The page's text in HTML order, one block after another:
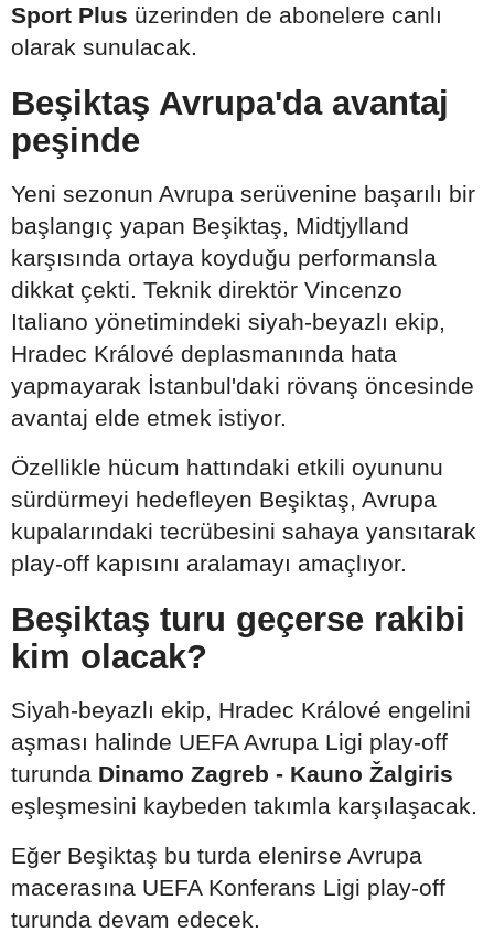
Sport Plus üzerinden de abonelere canlı
olarak sunulacak.
Beşiktaş Avrupa'da avantaj
peşinde
Yeni sezonun Avrupa serüvenine başarılı bir
başlangıç yapan Beşiktaş, Midtjylland
karşısında ortaya koyduğu performansla
dikkat çekti. Teknik direktör Vincenzo
Italiano yönetimindeki siyah-beyazlı ekip,
Hradec Králové deplasmanında hata
yapmayarak İstanbul'daki rövanş öncesinde
avantaj elde etmek istiyor.
Özellikle hücum hattındaki etkili oyununu
sürdürmeyi hedefleyen Beşiktaş, Avrupa
kupalarındaki tecrübesini sahaya yansıtarak
play-off kapısını aralamayı amaçlıyor.
Beşiktaş turu geçerse rakibi
kim olacak?
Siyah-beyazlı ekip, Hradec Králové engelini
aşması halinde UEFA Avrupa Ligi play-off
turunda Dinamo Zagreb - Kauno Žalgiris
eşleşmesini kaybeden takımla karşılaşacak.
Eğer Beşiktaş bu turda elenirse Avrupa
macerasına UEFA Konferans Ligi play-off
turunda devam edecek.